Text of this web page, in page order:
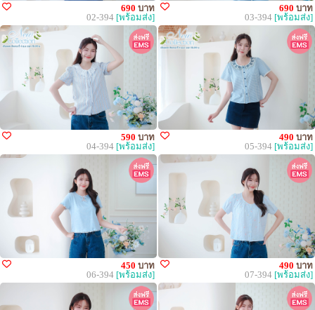
690 บาท
02-394 [พร้อมส่ง]
690 บาท
03-394 [พร้อมส่ง]
590 บาท
04-394 [พร้อมส่ง]
490 บาท
05-394 [พร้อมส่ง]
450 บาท
06-394 [พร้อมส่ง]
490 บาท
07-394 [พร้อมส่ง]